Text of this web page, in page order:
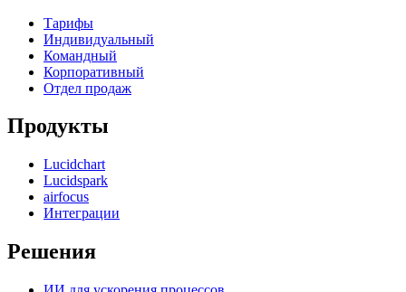
Тарифы
Индивидуальный
Командный
Корпоративный
Отдел продаж
Продукты
Lucidchart
Lucidspark
airfocus
Интеграции
Решения